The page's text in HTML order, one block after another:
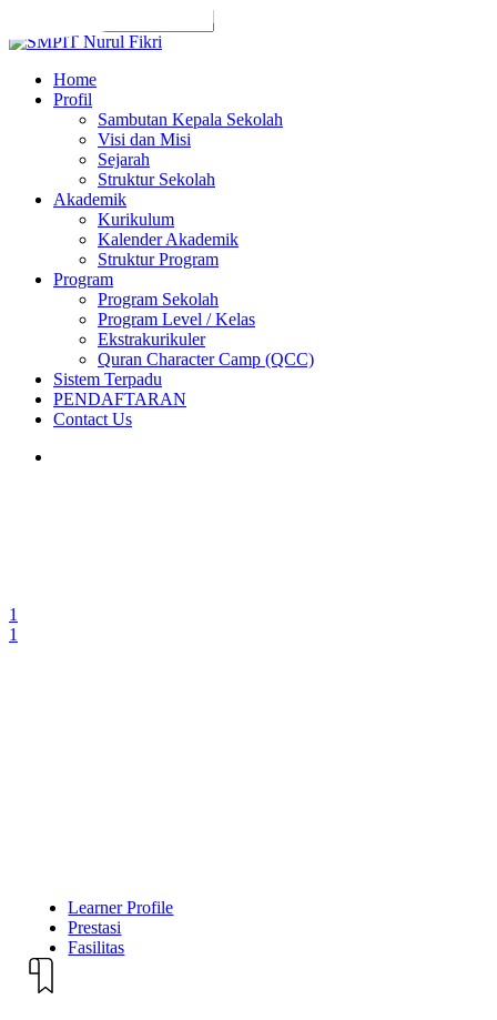
to
content
Close
search
Menu
Home
Profil
Sambutan Kepala Sekolah
Visi dan Misi
Sejarah
Struktur Sekolah
Akademik
Kurikulum
Kalender Akademik
Struktur Program
Program
Program Sekolah
Program Level / Kelas
Ekstrakurikuler
Quran Character Camp (QCC)
Sistem Terpadu
PENDAFTARAN
Contact Us
1
1
Learner Profile
Prestasi
Fasilitas